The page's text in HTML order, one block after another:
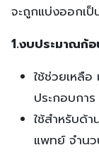
จะถูกแบ่งออกเ
1.งบประมาณก้
ใช้ช่วยเหลือ
ประกอบกา
ใช้สำหรับด้
แพทย์ จำน